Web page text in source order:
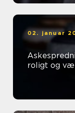
02. januar
roligt og